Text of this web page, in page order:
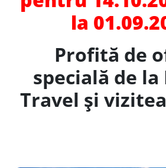
la
Profită de
specială de
Travel și